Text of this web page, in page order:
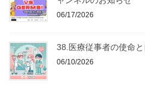
06/17/2026
38.医療従事者の使命
06/10/2026